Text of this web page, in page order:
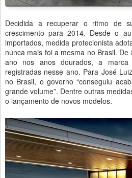
Decidida a recuperar o ritmo de
crescimento para 2014. Desde o
importados, medida protecionista
nunca mais foi a mesma no Brasil.
ano nos anos dourados, a
registradas nesse ano. Para José
no Brasil, o governo “conseguiu
grande volume”. Dentre outras
o lançamento de novos modelos.